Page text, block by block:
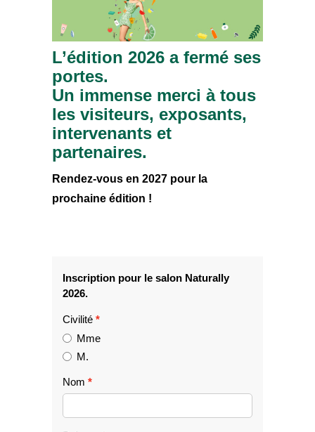
L’édition 2026 a fermé ses
portes.
Un immense merci à tous
les visiteurs, exposants,
intervenants et
partenaires.
Rendez-vous en 2027 pour la
prochaine édition !